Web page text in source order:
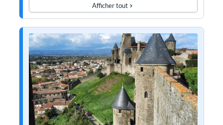
Afficher tout